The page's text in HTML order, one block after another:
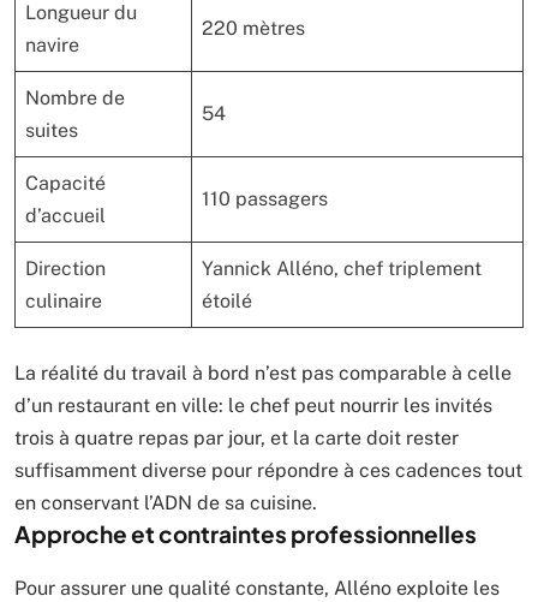
Longueur du
navire
220 mètres
Nombre de
suites
54
Capacité
d’accueil
110 passagers
Direction
culinaire
Yannick Alléno, chef triplement
étoilé
La réalité du travail à bord n’est pas comparable à celle
d’un restaurant en ville: le chef peut nourrir les invités
trois à quatre repas par jour, et la carte doit rester
suffisamment diverse pour répondre à ces cadences tout
en conservant l’ADN de sa cuisine.
Approche et contraintes professionnelles
Pour assurer une qualité constante, Alléno exploite les